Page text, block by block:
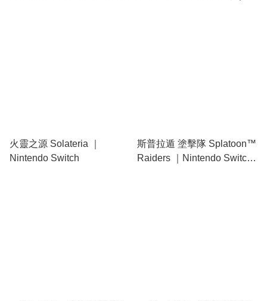
火靈之源 Solateria ｜
Nintendo Switch
斯普拉遁 塗擊隊 Splatoon™
Raiders ｜Nintendo Switch